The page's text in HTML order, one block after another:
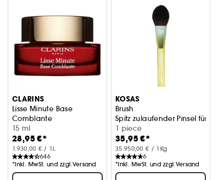
CLARINS
Lisse Minute Base
Comblante
15 ml
28,95 €*
1.930,00 € / 1L
646
*Inkl. MwSt. und zzgl.Versand
KOSAS
Brush
Spitz zulaufender Pinsel für
1 piece
35,95 €*
35.950,00 € / 1Kg
6
*Inkl. MwSt. und zzgl.Versand